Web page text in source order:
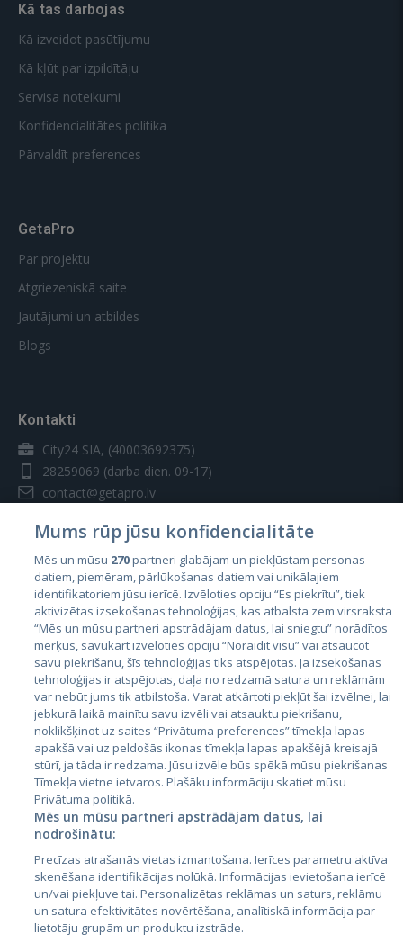
Kā tas darbojas
Kā izveidot pasūtījumu
Kā kļūt par izpildītāju
Servisa noteikumi
Konfidencialitātes politika
Pārvaldīt preferences
GetaPro
Par projektu
Atgriezeniskā saite
Jautājumi un atbildes
Blogs
Kontakti
City24 SIA, (40003692375)
28259069 (darba dien. 09-17)
contact@getapro.lv
Valstis
Igaunija
Latvija
Lietuva
City24.lv
City24.ee
GetaPro.lv
GetaPro.ee
Skelbiu.lt
CVbankas.lt
Kainos.lt
Paslaugos.lt
auto24.ee
Mums rūp jūsu konfidencialitāte
Mēs un mūsu 270partneri glabājam un piekļūstam personas
datiem, piemēram, pārlūkošanas datiem vai unikālajiem
identifikatoriem jūsu ierīcē. Izvēloties opciju “Es piekrītu”, tiek
aktivizētas izsekošanas tehnoloģijas, kas atbalsta zem virsraksta
“Mēs un mūsu partneri apstrādājam datus, lai sniegtu” norādītos
mērķus, savukārt izvēloties opciju “Noraidīt visu” vai atsaucot
savu piekrišanu, šīs tehnoloģijas tiks atspējotas. Ja izsekošanas
tehnoloģijas ir atspējotas, daļa no redzamā satura un reklāmām
var nebūt jums tik atbilstoša. Varat atkārtoti piekļūt šai izvēlnei, lai
jebkurā laikā mainītu savu izvēli vai atsauktu piekrišanu,
noklikšķinot uz saites “Privātuma preferences” tīmekļa lapas
apakšā vai uz peldošās ikonas tīmekļa lapas apakšējā kreisajā
stūrī, ja tāda ir redzama. Jūsu izvēle būs spēkā mūsu piekrišanas
Tīmekļa vietne ietvaros. Plašāku informāciju skatiet mūsu
Privātuma politikā.
Mēs un mūsu partneri apstrādājam datus, lai
nodrošinātu:
Precīzas atrašanās vietas izmantošana. Ierīces parametru aktīva
skenēšana identifikācijas nolūkā. Informācijas ievietošana ierīcē
un/vai piekļuve tai. Personalizētas reklāmas un saturs, reklāmu
un satura efektivitātes novērtēšana, analītiskā informācija par
lietotāju grupām un produktu izstrāde.